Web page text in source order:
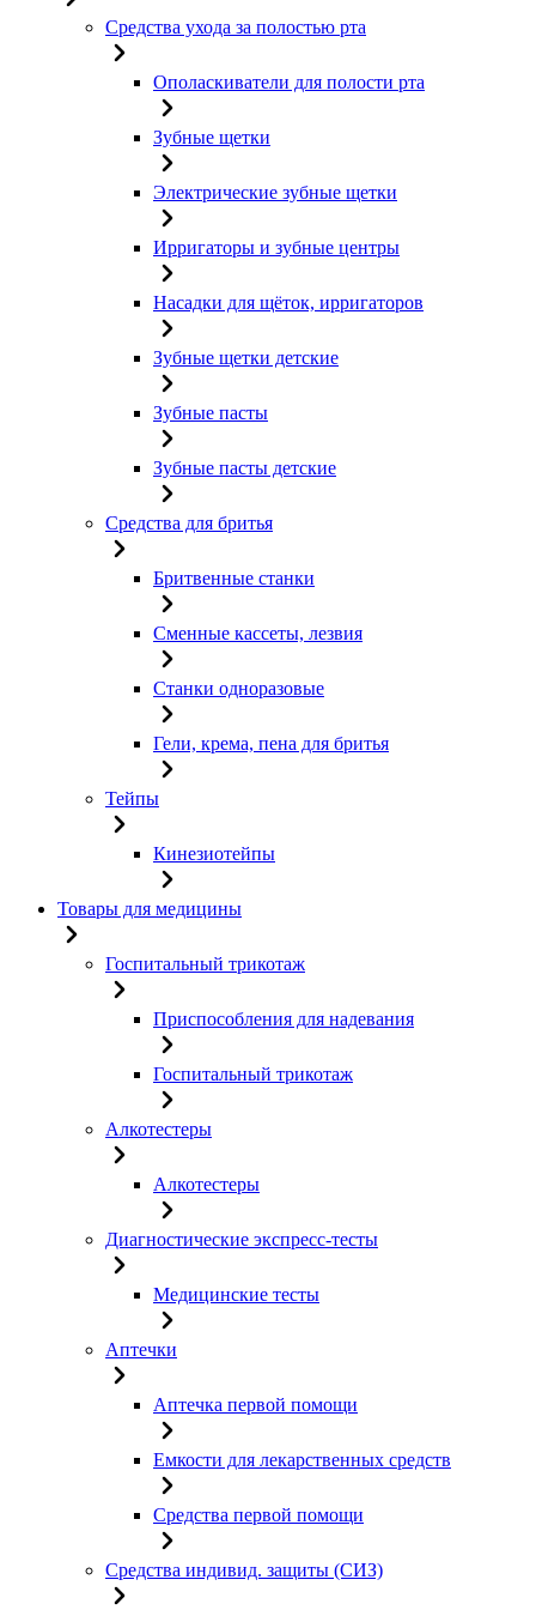
Средства ухода за полостью рта
Ополаскиватели для полости рта
Зубные щетки
Электрические зубные щетки
Ирригаторы и зубные центры
Насадки для щёток, ирригаторов
Зубные щетки детские
Зубные пасты
Зубные пасты детские
Средства для бритья
Бритвенные станки
Сменные кассеты, лезвия
Станки одноразовые
Гели, крема, пена для бритья
Тейпы
Кинезиотейпы
Товары для медицины
Госпитальный трикотаж
Приспособления для надевания
Госпитальный трикотаж
Алкотестеры
Алкотестеры
Диагностические экспресс-тесты
Медицинские тесты
Аптечки
Аптечка первой помощи
Емкости для лекарственных средств
Средства первой помощи
Средства индивид. защиты (СИЗ)